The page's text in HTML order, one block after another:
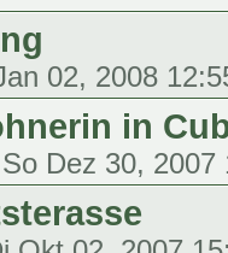
02, 2008
in
Dez 30, 2007